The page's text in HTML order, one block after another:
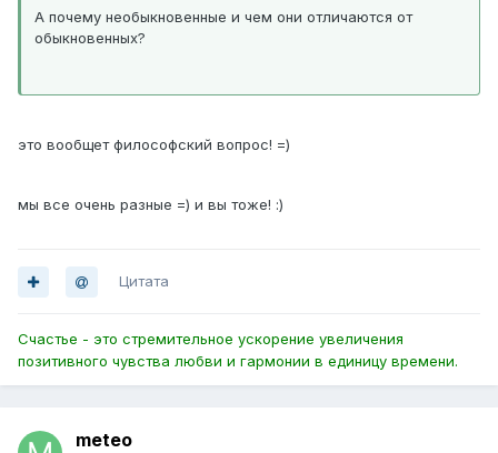
А почему необыкновенные и чем они отличаются от
обыкновенных?
это вообщет философский вопрос! =)
мы все очень разные =) и вы тоже! :)
Цитата
Счастье - это стремительное ускорение увеличения
позитивного чувства любви и гармонии в единицу времени.
meteo